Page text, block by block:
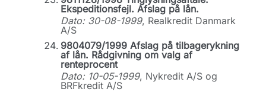
Ekspeditionsfejl. Afslag på lån.
Dato: 30-08-1999, Realkredit Danmark
A/S
9804079/1999 Afslag på tilbagerykning
af lån. Rådgivning om valg af
renteprocent
Dato: 10-05-1999, Nykredit A/S og
BRFkredit A/S